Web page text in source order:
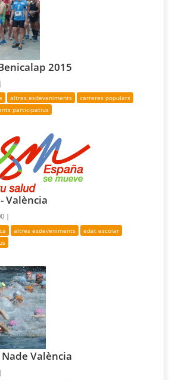
2015
altres esdeveniments
carreres populars
participatius
València
|
altres esdeveniments
edat escolar
València